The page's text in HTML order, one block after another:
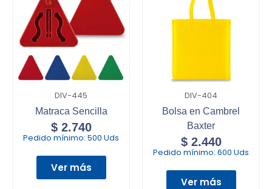
DIV-445
Matraca Sencilla
$2.740
Pedido mínimo: 500 Uds
Ver más
DIV-404
Bolsa en Cambrel
Baxter
$2.440
Pedido mínimo: 600 Uds
Ver más